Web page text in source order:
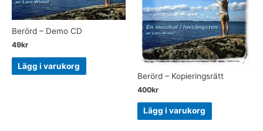
Berörd – Demo CD
49kr
Lägg i varukorg
Berörd – Kopieringsrätt
400kr
Lägg i varukorg